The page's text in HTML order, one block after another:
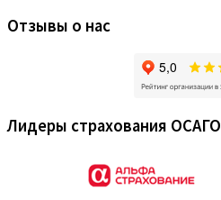
Отзывы о нас
Лидеры страхования ОСАГО